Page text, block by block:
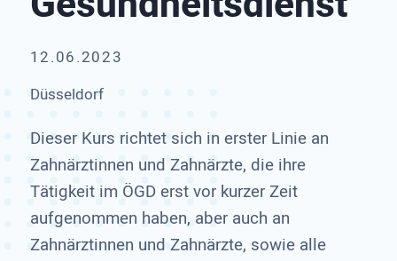
12.06.2023
Düsseldorf
Dieser Kurs richtet sich in erster Linie an
Zahnärztinnen und Zahnärzte, die ihre
Tätigkeit im ÖGD erst vor kurzer Zeit
aufgenommen haben, aber auch an
Zahnärztinnen und Zahnärzte, sowie alle